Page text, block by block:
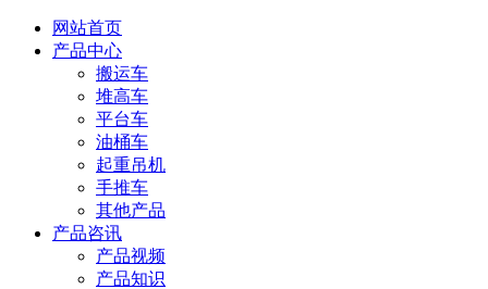
网站首页
产品中心
搬运车
堆高车
平台车
油桶车
起重吊机
手推车
其他产品
产品咨讯
产品视频
产品知识